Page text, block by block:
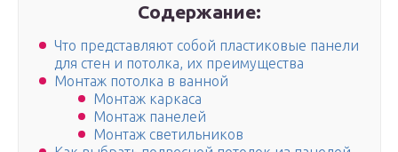
Содержание:
Что представляют собой пластиковые панели
для стен и потолка, их преимущества
Монтаж потолка в ванной
Монтаж каркаса
Монтаж панелей
Монтаж светильников